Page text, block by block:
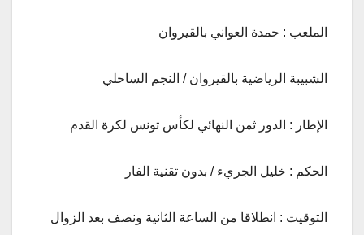
الملعب : حمدة العواني بالقيروان
الشبيبة الرياضية بالقيروان / النجم الساحلي
الإطار : الدور ثمن النهائي لكأس تونس لكرة القدم
الحكم : خليل الجريء / بدون تقنية الفار
التوقيت : انطلاقا من الساعة الثانية ونصف بعد الزوال